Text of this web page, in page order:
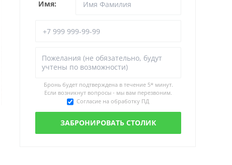
Имя:
Бронь будет подтверждена в течение 5* минут.
Если возникнут вопросы - мы вам перезвоним.
Согласие на обработку ПД